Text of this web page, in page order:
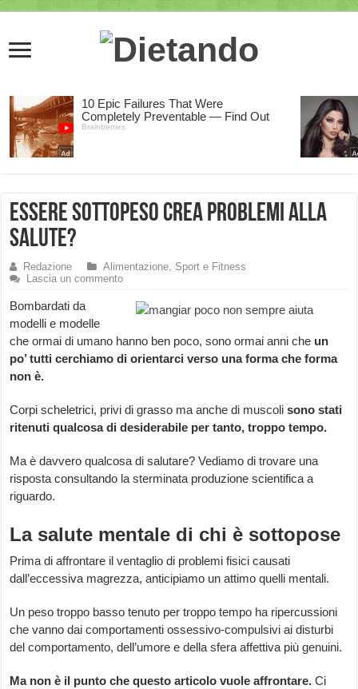
Essere sottopeso crea problemi alla
salute?
Redazione
Alimentazione, Sport e Fitness
Lascia un commento
Bombardati da
modelli e modelle
che ormai di umano hanno ben poco, sono ormai anni che un
po’ tutti cerchiamo di orientarci verso una forma che forma
non è.
Corpi scheletrici, privi di grasso ma anche di muscolisono stati
ritenuti qualcosa di desiderabile per tanto, troppo tempo.
Ma è davvero qualcosa di salutare? Vediamo di trovare una
risposta consultando la sterminata produzione scientifica a
riguardo.
La salute mentale di chi è sottopose
Prima di affrontare il ventaglio di problemi fisici causati
dall’eccessiva magrezza, anticipiamo un attimo quelli mentali.
Un peso troppo basso tenuto per troppo tempo ha ripercussioni
che vanno dai comportamenti ossessivo-compulsivi ai disturbi
del comportamento, dell’umore e della sfera affettiva più genuini.
Ma non è il punto che questo articolo vuole affrontare.Ci